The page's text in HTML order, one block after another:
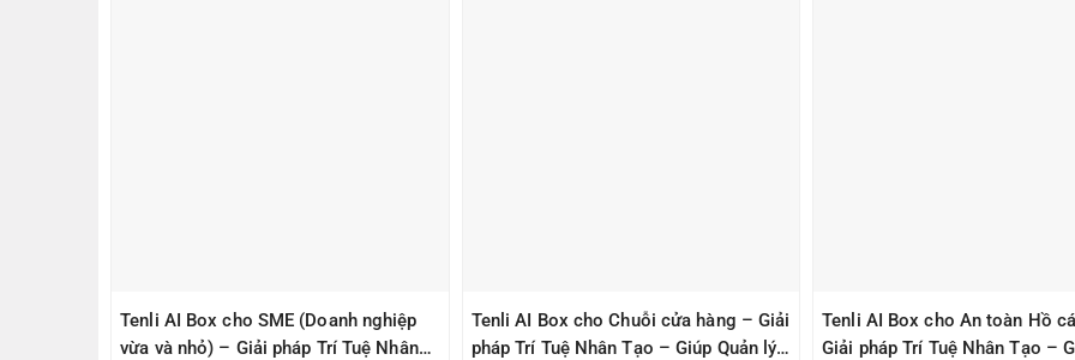
Tenli AI Box cho SME (Doanh nghiệp
vừa và nhỏ) – Giải pháp Trí Tuệ Nhân
Tenli AI Box cho Chuỗi cửa hàng – Giải
pháp Trí Tuệ Nhân Tạo – Giúp Quản lý
Tenli AI Box cho An toàn Hồ
Giải pháp Trí Tuệ Nhân Tạo –